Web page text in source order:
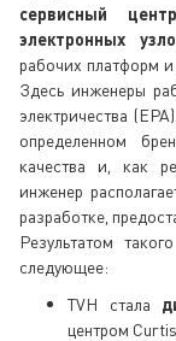
сервисный
электронных
рабочих платформ
Здесь инженеры
электричества
определенном
качества и, как
инженер
разработке,
Результатом
следующее:
TVH стала
центром